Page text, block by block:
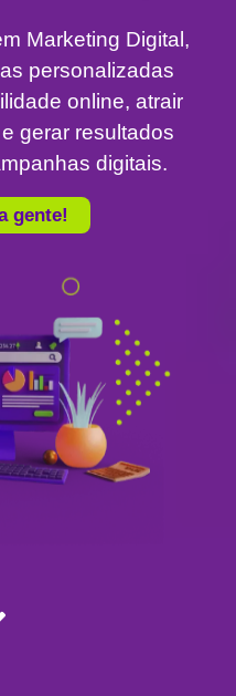
Marketing Digital,
personalizadas
online, atrair
gerar resultados
digitais.
gente!